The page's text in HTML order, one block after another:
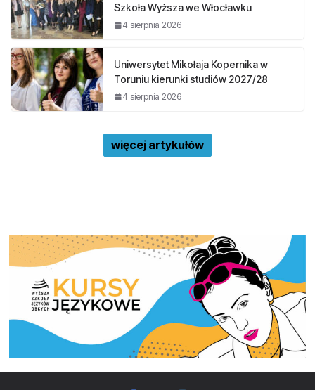
Szkoła Wyższa we Włocławku
4 sierpnia 2026
Uniwersytet Mikołaja Kopernika w
Toruniu kierunki studiów 2027/28
4 sierpnia 2026
więcej artykułów